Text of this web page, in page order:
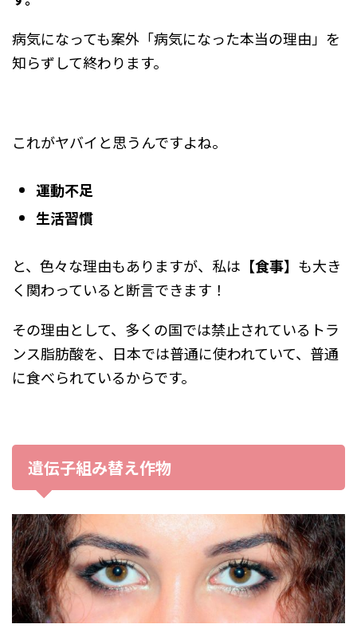
病気になっても案外「病気になった本当の理由」を
知らずして終わります。
これがヤバイと思うんですよね。
運動不足
生活習慣
と、色々な理由もありますが、私は 【食事】 も大き
く関わっていると断言できます！
その理由として、多くの国では禁止されているトラ
ンス脂肪酸を、日本では普通に使われていて、普通
に食べられているからです。
遺伝子組み替え作物